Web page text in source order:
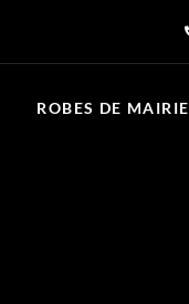
ROBES DE MAIRIE